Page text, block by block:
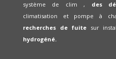
système de clim , des
climatisation et pompe à
recherches de fuite sur
hydrogéné.